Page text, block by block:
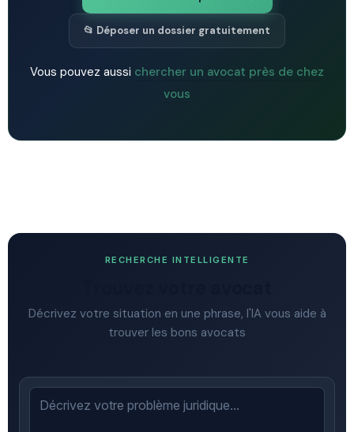
📂 Déposer un dossier gratuitement
Vous pouvez aussi chercher un avocat près de chez
vous
RECHERCHE INTELLIGENTE
Décrivez votre situation en une phrase, l'IA vous aide à
trouver les bons avocats